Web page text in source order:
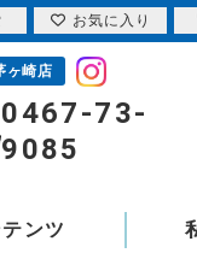
ヶ崎店
0467-73-
9085
ンツ
お気に入り